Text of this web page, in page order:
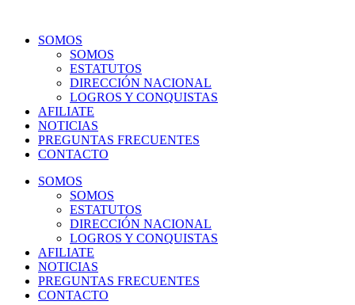
contenidoSOMOS
SOMOS
ESTATUTOS
DIRECCIÓN NACIONAL
LOGROS Y CONQUISTAS
AFILIATE
NOTICIAS
PREGUNTAS FRECUENTES
CONTACTO
SOMOS
SOMOS
ESTATUTOS
DIRECCIÓN NACIONAL
LOGROS Y CONQUISTAS
AFILIATE
NOTICIAS
PREGUNTAS FRECUENTES
CONTACTO